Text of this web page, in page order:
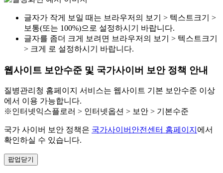
글자가 작게 보일 때는 브라우저의 보기 > 텍스트크기 >
보통(또는 100%)으로 설정하시기 바랍니다.
글자를 좀더 크게 보려면 브라우저의 보기 > 텍스트크기
> 크게 로 설정하시기 바랍니다.
웹사이트 보안수준 및 국가사이버 보안 정책 안내
질병관리청 홈페이지 서비스는 웹사이트 기본 보안수준 이상
에서 이용 가능합니다.
※인터넷익스플로러 > 인터넷옵션 > 보안 > 기본수준
국가 사이버 보안 정책은 국가사이버안전센터 홈페이지 에서
확인하실 수 있습니다.
팝업닫기